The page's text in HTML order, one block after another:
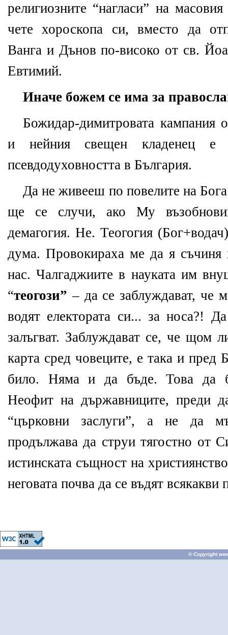
религиозните “нагласи” на
чете хороскопа си, вместо да
Ванга и Дънов по-високо от св.
Евтимий.
Иначе божем се има за
Божидар-димитровата кампания
и нейния свещен кладенец е
псевдодуховността в България.
Да не живееш по повелите на
ще се случи, ако Му
демагогия. Не. Теогогия
дума. Провокираха ме да я съчиня
нас. Чалгаджиите в науката им
“теогози” – да се заблуждават, че
водят електората си... за носа?!
залъгват. Заблуждават се, че щом
карта сред човеците, е така и
било. Няма и да бъде. Това да
Неофит на държавниците, преди
“църковни заслуги”, а не да
продължава да струи тягостно от
истинската същност на
неговата почва да се въдят всякакви
© Copyright